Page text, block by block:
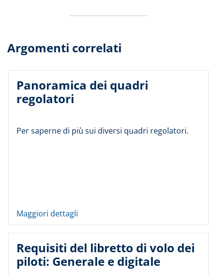
Argomenti correlati
Panoramica dei quadri
regolatori
Per saperne di più sui diversi quadri regolatori.
Maggiori dettagli
Requisiti del libretto di volo dei
piloti: Generale e digitale